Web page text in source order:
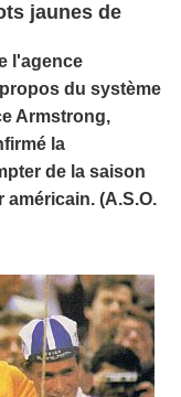
jaunes de
l'agence
du système
Armstrong,
la
de la saison
américain. (A.S.O.